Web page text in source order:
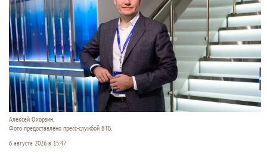
Алексей Охорзин.
Фото предоставлено пресс-службой ВТБ.
6 августа 2026 в 15:47